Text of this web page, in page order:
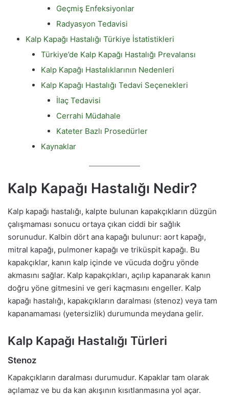
Geçmiş Enfeksiyonlar
Radyasyon Tedavisi
Kalp Kapağı Hastalığı Türkiye İstatistikleri
Türkiye’de Kalp Kapağı Hastalığı Prevalansı
Kalp Kapağı Hastalıklarının Nedenleri
Kalp Kapağı Hastalığı Tedavi Seçenekleri
İlaç Tedavisi
Cerrahi Müdahale
Kateter Bazlı Prosedürler
Kaynaklar
Kalp Kapağı Hastalığı Nedir?
Kalp kapağı hastalığı, kalpte bulunan kapakçıkların düzgün
çalışmaması sonucu ortaya çıkan ciddi bir sağlık
sorunudur. Kalbin dört ana kapağı bulunur: aort kapağı,
mitral kapağı, pulmoner kapağı ve triküspit kapağı. Bu
kapakçıklar, kanın kalp içinde ve vücuda doğru yönde
akmasını sağlar. Kalp kapakçıkları, açılıp kapanarak kanın
doğru yöne gitmesini ve geri kaçmasını engeller. Kalp
kapağı hastalığı, kapakçıkların daralması (stenoz) veya tam
kapanamaması (yetersizlik) durumunda meydana gelir.
Kalp Kapağı Hastalığı Türleri
Stenoz
Kapakçıkların daralması durumudur. Kapaklar tam olarak
açılamaz ve bu da kan akışının kısıtlanmasına yol açar.